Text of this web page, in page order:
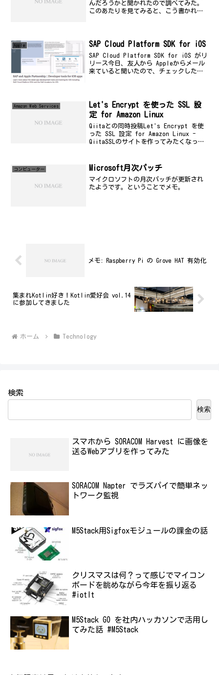
んだろうかと聞かれたので調べてみた。
このあたりを見てみると、こう書かれて
Apple SAP Cloud Platform SDK for iOS
SAP Cloud Platform SDK for iOS がリ
リース今日、友人から Appleからメール
来ていると聞いたので、チェックしたら
Amazon Web Services
Let's Encrypt を使った SSL 設
定 for Amazon Linux
Qiitaとの同時投稿Let's Encrypt を使
った SSL 設定 for Amazon Linux -
QiitaSSLのサイトを作ってみたくなった
コンビューター Microsoft月次パッチ
マイクロソフトの月次パッチが更新され
たようです。ということでメモ。
メモ: Raspberry Pi の Grove HAT 有効化
集まれKotlin好き！Kotlin愛好会 vol.14
に参加してきました
ホーム Technology
検索
検索
スマホから SORACOM Harvest に画像を
送るWebアプリを作ってみた
SORACOM Napter でラズパイで簡単ネッ
トワーク監視
M5Stack用Sigfoxモジュールの課金の話
クリスマスは何？って感じでマイコン
ボードを眺めながら今年を振り返る
#iotlt
M5Stack GO を社内ハッカソンで活用し
てみた話 #M5Stack